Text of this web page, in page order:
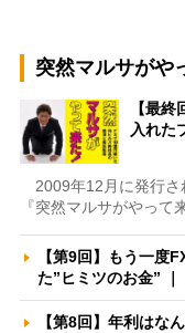
突然マルサがや
【最
入れた
2009年12月に発行さ
『突然マルサがやって
【第9回】もう一度
た”ヒミツのお金”
【第8回】年利はな